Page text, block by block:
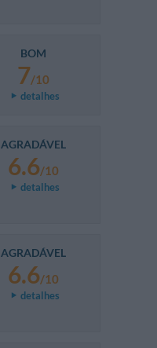
BOM
7/10
detalhes
AGRADÁVEL
6.6/10
detalhes
AGRADÁVEL
6.6/10
detalhes